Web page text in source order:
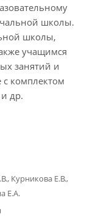
школы.
школы,
учащимся
занятий и
комплектом
др.
Курникова Е.В.,
Е.А.